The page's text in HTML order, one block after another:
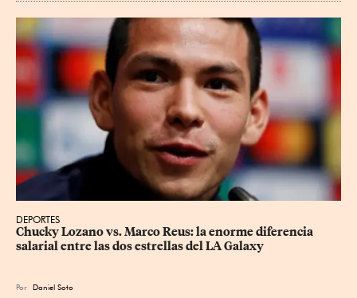
DEPORTES
Chucky Lozano vs. Marco Reus: la enorme diferencia
salarial entre las dos estrellas del LA Galaxy
Por Daniel Soto